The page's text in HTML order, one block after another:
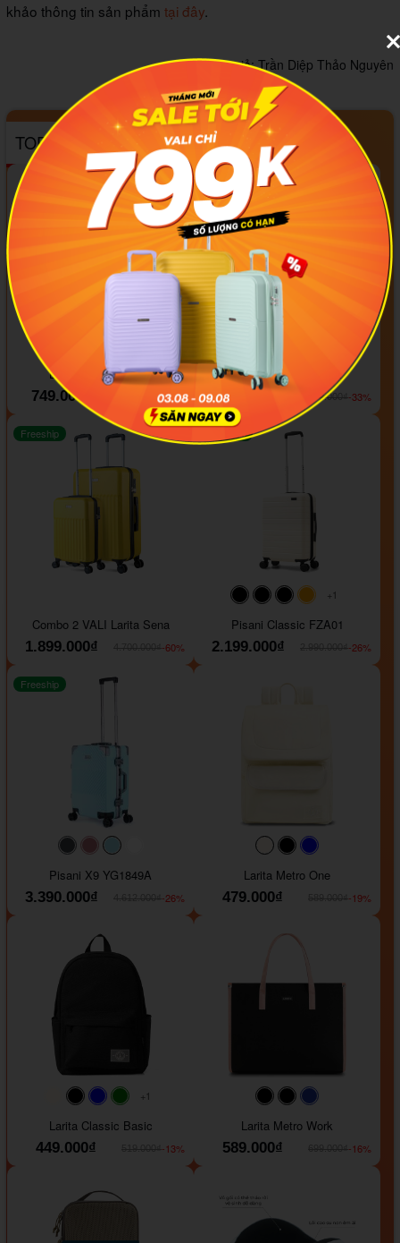
khảo thông tin sản phẩm tại đây.
Tác giả:Trần Diệp Thảo Nguyên
TOP sản phẩm bán chạy tháng 08/2026
#093f69 #FF0000
Larita Yuno AH0325
749.000₫
1.189.000₫-37%
#000000 #000000
Larita Miyo AH01252
799.000₫
1.199.000₫ -33%
Freeship
Combo 2 VALI Larita Sena
1.899.000₫
-60%
#000000#000000
#000000
#ffa500
+1
Freeship
Pisani Classic FZA01
2.199.000₫
-26%
#40454a#b76e79
#9ad8e7
Freeship
Pisani X9 YG1849A
3.390.000₫
-26%
#faf0e6#000000
Larita Metro One
479.000₫
-19%
#faf0e6
#000000#0000FF#008000
+1
Larita Classic Basic
449.000₫
-13%
#000000#000000
Larita Metro Work
589.000₫
-16%